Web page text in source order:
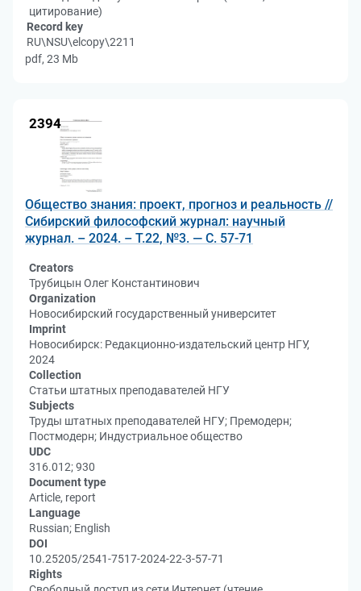
цитирование)
Record key
RU\NSU\elcopy\2211
pdf, 23 Mb
2394
Общество знания: проект, прогноз и реальность //
Сибирский философский журнал: научный
журнал. – 2024. – Т.22, №3. — С. 57-71
Creators
Трубицын Олег Константинович
Organization
Новосибирский государственный университет
Imprint
Новосибирск: Редакционно-издательский центр НГУ,
2024
Collection
Статьи штатных преподавателей НГУ
Subjects
Труды штатных преподавателей НГУ; Премодерн;
Постмодерн; Индустриальное общество
UDC
316.012; 930
Document type
Article, report
Language
Russian; English
DOI
10.25205/2541-7517-2024-22-3-57-71
Rights